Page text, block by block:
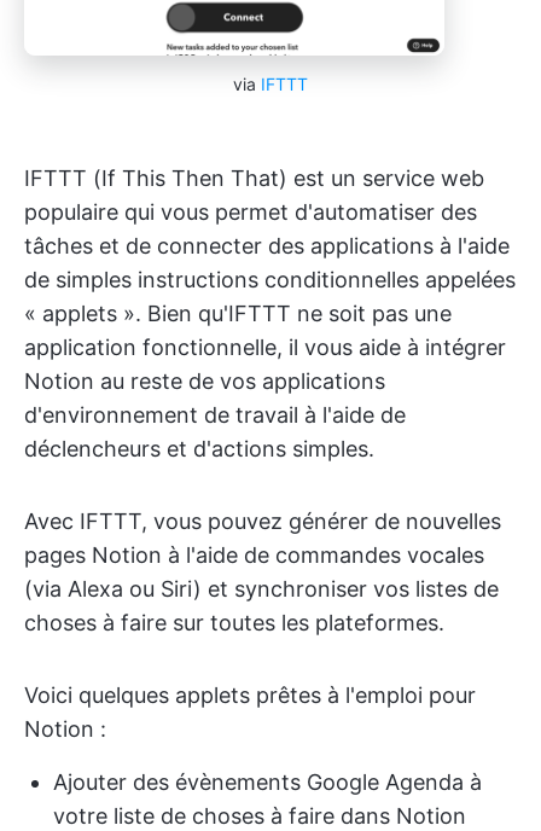
via IFTTT
IFTTT (If This Then That) est un service web
populaire qui vous permet d'automatiser des
tâches et de connecter des applications à l'aide
de simples instructions conditionnelles appelées
« applets ». Bien qu'IFTTT ne soit pas une
application fonctionnelle, il vous aide à intégrer
Notion au reste de vos applications
d'environnement de travail à l'aide de
déclencheurs et d'actions simples.
Avec IFTTT, vous pouvez générer de nouvelles
pages Notion à l'aide de commandes vocales
(via Alexa ou Siri) et synchroniser vos listes de
choses à faire sur toutes les plateformes.
Voici quelques applets prêtes à l'emploi pour
Notion :
Ajouter des évènements Google Agenda à
votre liste de choses à faire dans Notion